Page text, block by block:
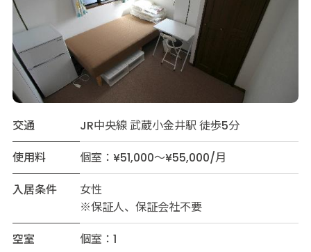
交通
JR中央線 武蔵小金井駅 徒歩5分
使用料
個室：¥51,000～¥55,000/月
入居条件
女性
※保証人、保証会社不要
空室
個室：1